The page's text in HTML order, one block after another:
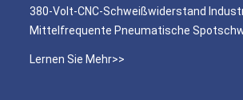
380-Volt-CNC-Schweißwiderstand
Mittelfrequente Pneumatische
Lernen Sie Mehr>>